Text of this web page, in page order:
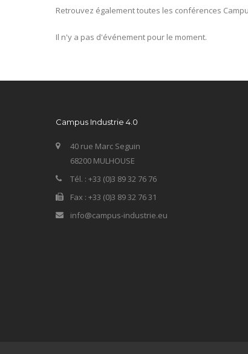
Retrouvez également toutes les conférences
Il n'y a pas d'événement pour le moment.
Campus Industrie 4.0
40 rue Marc Seguin
68200 MULHOUSE
Tél. : +33 (0)3 89 32 76 76
Fax : +33 (0)3 89 32 76 31
info@campus-industrie.eu